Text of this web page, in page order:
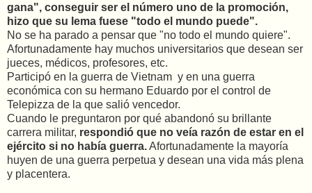
gana", conseguir ser el número uno de la promoción,
hizo que su lema fuese "todo el mundo puede".
No se ha parado a pensar que "no todo el mundo quiere".
Afortunadamente hay muchos universitarios que desean ser
jueces, médicos, profesores, etc.
Participó en la guerra de Vietnam y en una guerra
económica con su hermano Eduardo por el control de
Telepizza de la que salió vencedor.
Cuando le preguntaron por qué abandonó su brillante
carrera militar, respondió que no veía razón de estar en el
ejército si no había guerra.Afortunadamente la mayoría
huyen de una guerra perpetua y desean una vida más plena
y placentera.